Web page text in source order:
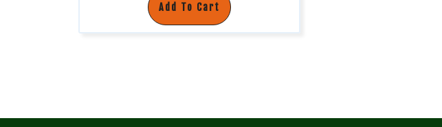
Add To Cart